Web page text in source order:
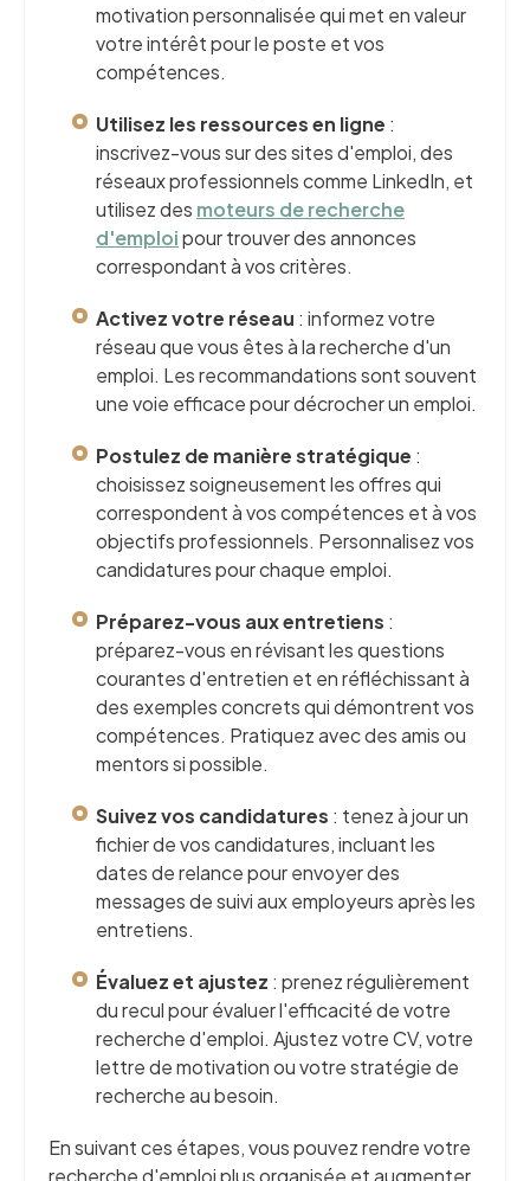
motivation personnalisée qui met en valeur
votre intérêt pour le poste et vos
compétences.
Utilisez les ressources en ligne :
inscrivez-vous sur des sites d'emploi, des
réseaux professionnels comme LinkedIn, et
utilisez des moteurs de recherche
d'emploipour trouver des annonces
correspondant à vos critères.
Activez votre réseau : informez votre
réseau que vous êtes à la recherche d'un
emploi. Les recommandations sont souvent
une voie efficace pour décrocher un emploi.
Postulez de manière stratégique :
choisissez soigneusement les offres qui
correspondent à vos compétences et à vos
objectifs professionnels. Personnalisez vos
candidatures pour chaque emploi.
Préparez-vous aux entretiens :
préparez-vous en révisant les questions
courantes d'entretien et en réfléchissant à
des exemples concrets qui démontrent vos
compétences. Pratiquez avec des amis ou
mentors si possible.
Suivez vos candidatures : tenez à jour un
fichier de vos candidatures, incluant les
dates de relance pour envoyer des
messages de suivi aux employeurs après les
entretiens.
Évaluez et ajustez : prenez régulièrement
du recul pour évaluer l'efficacité de votre
recherche d'emploi. Ajustez votre CV, votre
lettre de motivation ou votre stratégie de
recherche au besoin.
En suivant ces étapes, vous pouvez rendre votre
recherche d'emploi plus organisée et augmenter